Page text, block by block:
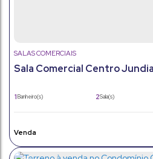
Sala Comercial Centro
SALAS COMERCIAIS
1Banheiro(s) 2Sala(s)